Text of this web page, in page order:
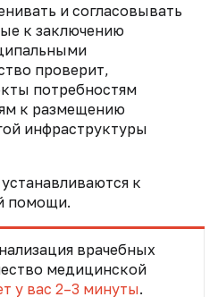
и согласовывать
к заключению
проверит,
потребностям
к размещению
инфраструктуры
к
помощи.
врачебных
медицинской
у вас 2–3 минуты.